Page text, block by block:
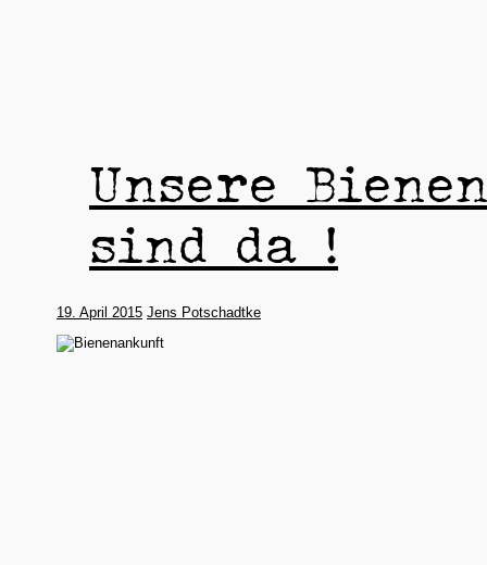
Unsere
sind da !
19. April 2015 Jens Potschadtke